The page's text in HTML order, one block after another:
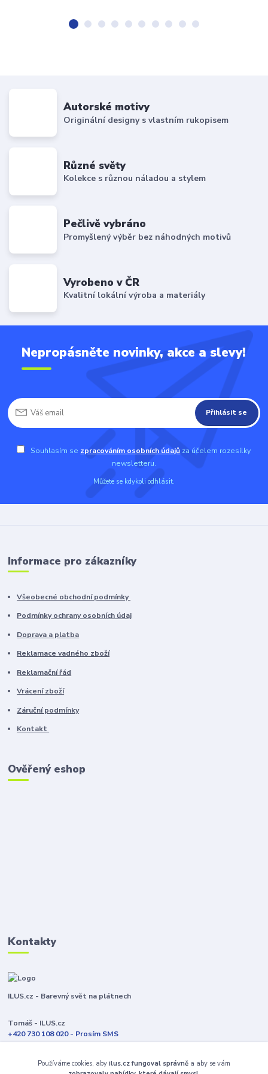
Autorské motivy
Originální designy s vlastním rukopisem
Různé světy
Kolekce s různou náladou a stylem
Pečlivě vybráno
Promyšlený výběr bez náhodných motivů
Vyrobeno v ČR
Kvalitní lokální výroba a materiály
Nepropásněte novinky, akce a slevy!
Přihlásit se
Souhlasím se zpracováním osobních údajů za účelem rozesílky
newsletteru.
Můžete se kdykoli odhlásit.
Informace pro zákazníky
Všeobecné obchodní podmínky
Podmínky ochrany osobních údaj
Doprava a platba
Reklamace vadného zboží
Reklamační řád
Vrácení zboží
Záruční podmínky
Kontakt
Ověřený eshop
Kontakty
ILUS.cz - Barevný svět na plátnech
Tomáš - ILUS.cz
+420 730 108 020 - Prosím SMS
Jsme většinu času ve výrobě
info@ilus.cz
Používáme cookies, aby ilus.cz fungoval správně a aby se vám